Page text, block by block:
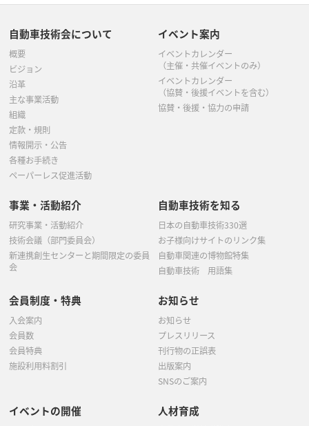
自動車技術会について
概要
ビジョン
沿革
主な事業活動
組織
定款・規則
情報開示・公告
各種お手続き
ペーパーレス促進活動
イベント案内
イベントカレンダー
（主催・共催イベントのみ）
イベントカレンダー
（協賛・後援イベントを含む）
協賛・後援・協力の申請
事業・活動紹介
研究事業・活動紹介
技術会議（部門委員会）
新連携創生センターと期間限定の委員
会
自動車技術を知る
日本の自動車技術330選
お子様向けサイトのリンク集
自動車関連の博物館特集
自動車技術 用語集
会員制度・特典
入会案内
会員数
会員特典
施設利用料割引
お知らせ
お知らせ
プレスリリース
刊行物の正誤表
出版案内
SNSのご案内
イベントの開催 人材育成